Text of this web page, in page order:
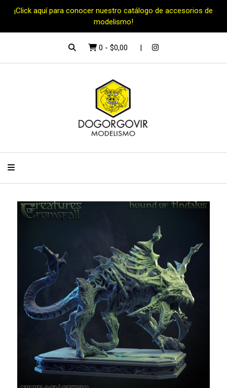
¡Click aquí para conocer nuestro catálogo de accesorios de
modelismo!
0 - $0,00